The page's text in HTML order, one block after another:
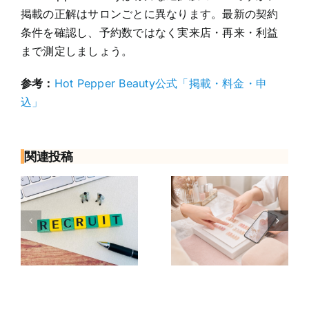
掲載の正解はサロンごとに異なります。最新の契約
条件を確認し、予約数ではなく実来店・再来・利益
まで測定しましょう。
参考： Hot Pepper Beauty公式「掲載・料金・申
込」
関連投稿
初めてのネイ
ルサロンで何
も決まってな
くても大丈
夫？予約から
ネイリストへ
の転職は何歳
まで？年齢が
不安な人の応
募前チェック7